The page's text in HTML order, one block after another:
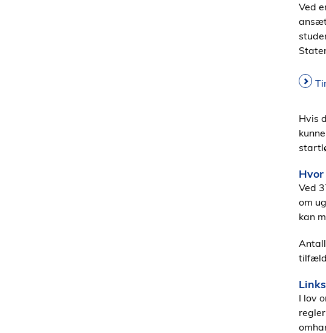
Ved
Hvis
Ved
om
kan
I lov